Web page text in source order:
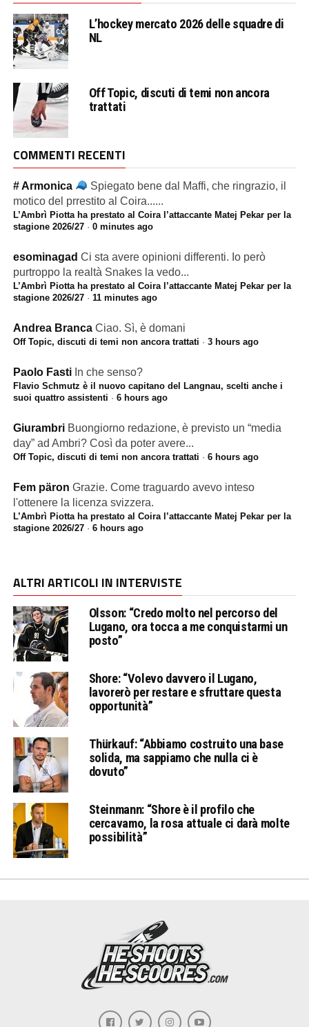
L’hockey mercato 2026 delle squadre di
NL
Off Topic, discuti di temi non ancora
trattati
COMMENTI RECENTI
# Armonica
Spiegato bene dal Maffi, che ringrazio, il
motico del prrestito al Coira......
L’Ambrì Piotta ha prestato al Coira l’attaccante Matej Pekar per la
stagione 2026/27· 0 minutes ago
esominagad Ci sta avere opinioni differenti. Io però
purtroppo la realtà Snakes la vedo...
L’Ambrì Piotta ha prestato al Coira l’attaccante Matej Pekar per la
stagione 2026/27· 11 minutes ago
Andrea Branca Ciao. Sì, è domani
Off Topic, discuti di temi non ancora trattati · 3 hours ago
Paolo Fasti In che senso?
Flavio Schmutz è il nuovo capitano del Langnau, scelti anche i
suoi quattro assistenti · 6 hours ago
Giurambri Buongiorno redazione, è previsto un “media
day” ad Ambri? Così da poter avere...
Off Topic, discuti di temi non ancora trattati · 6 hours ago
Fem päron Grazie. Come traguardo avevo inteso
l'ottenere la licenza svizzera.
L’Ambrì Piotta ha prestato al Coira l’attaccante Matej Pekar per la
stagione 2026/27· 6 hours ago
ALTRI ARTICOLI IN INTERVISTE
Olsson: “Credo molto nel percorso del
Lugano, ora tocca a me conquistarmi un
posto”
Shore: “Volevo davvero il Lugano,
lavorerò per restare e sfruttare questa
opportunità”
Thürkauf: “Abbiamo costruito una base
solida, ma sappiamo che nulla ci è
dovuto”
Steinmann: “Shore è il profilo che
cercavamo, la rosa attuale ci darà molte
possibilità”